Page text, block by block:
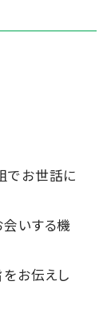
でお世話に
いする機
お伝えし